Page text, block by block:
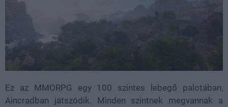
Ez az MMORPG egy 100 szintes lebegő palotában,
Aincradban játszódik. Minden szintnek megvannak a